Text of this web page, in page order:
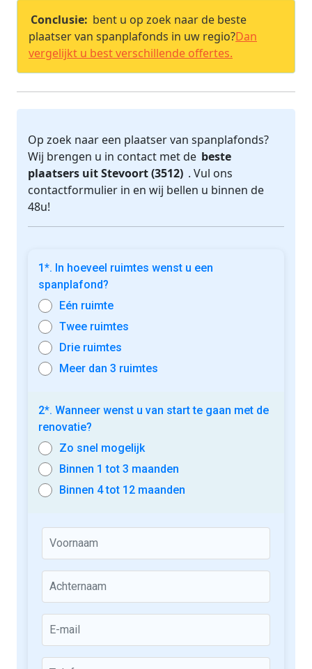
Conclusie: bent u op zoek naar de beste
plaatser van spanplafonds in uw regio?Dan
vergelijkt u best verschillende offertes.
Op zoek naar een plaatser van spanplafonds?
Wij brengen u in contact met de beste
plaatsers uit Stevoort (3512) . Vul ons
contactformulier in en wij bellen u binnen de
48u!
1*. In hoeveel ruimtes wenst u een
spanplafond?
Eén ruimte
Twee ruimtes
Drie ruimtes
Meer dan 3 ruimtes
2*. Wanneer wenst u van start te gaan met de
renovatie?
Zo snel mogelijk
Binnen 1 tot 3 maanden
Binnen 4 tot 12 maanden